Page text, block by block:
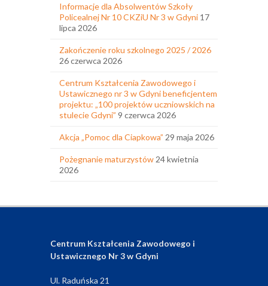
Informacje dla Absolwentów Szkoły
Policealnej Nr 10 CKZiU Nr 3 w Gdyni 17
lipca 2026
Zakończenie roku szkolnego 2025 / 2026
26 czerwca 2026
Centrum Kształcenia Zawodowego i
Ustawicznego nr 3 w Gdyni beneficjentem
projektu: „100 projektów uczniowskich na
stulecie Gdyni” 9 czerwca 2026
Akcja „Pomoc dla Ciapkowa” 29 maja 2026
Pożegnanie maturzystów 24 kwietnia
2026
Centrum Kształcenia Zawodowego i
Ustawicznego Nr 3 w Gdyni
Ul. Raduńska 21